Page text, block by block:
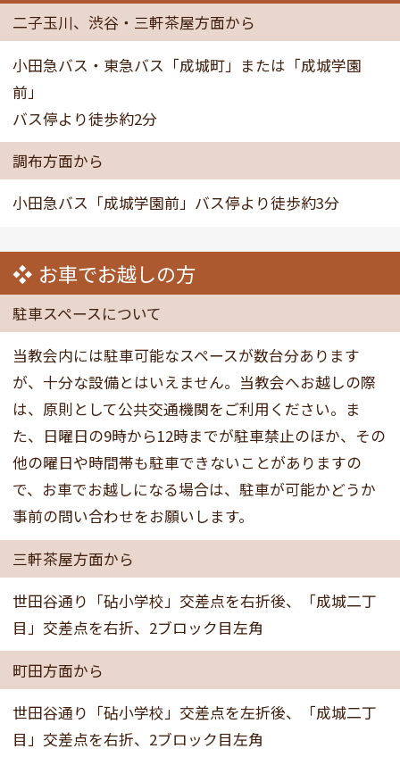
二子玉川、渋谷・三軒茶屋方面から
小田急バス・東急バス「成城町」または「成城学園
前」
バス停より徒歩約2分
調布方面から
小田急バス「成城学園前」バス停より徒歩約3分
お車でお越しの方
駐車スペースについて
当教会内には駐車可能なスペースが数台分あります
が、十分な設備とはいえません。当教会へお越しの際
は、原則として公共交通機関をご利用ください。ま
た、日曜日の9時から12時までが駐車禁止のほか、その
他の曜日や時間帯も駐車できないことがありますの
で、お車でお越しになる場合は、駐車が可能かどうか
事前の問い合わせをお願いします。
三軒茶屋方面から
世田谷通り「砧小学校」交差点を右折後、「成城二丁
目」交差点を右折、2ブロック目左角
町田方面から
世田谷通り「砧小学校」交差点を左折後、「成城二丁
目」交差点を右折、2ブロック目左角